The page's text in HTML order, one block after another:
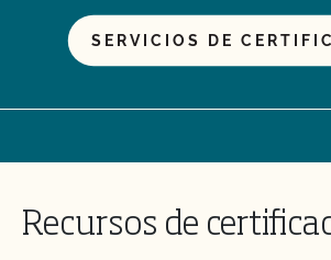
SERVICIOS DE
Recursos de